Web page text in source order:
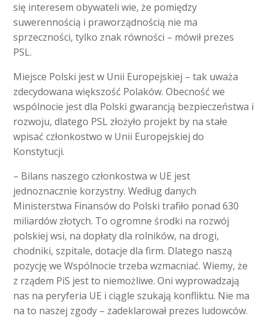
się interesem obywateli wie, że pomiędzy
suwerennością i praworządnością nie ma
sprzeczności, tylko znak równości – mówił prezes
PSL.
Miejsce Polski jest w Unii Europejskiej – tak uważa
zdecydowana większość Polaków. Obecność we
wspólnocie jest dla Polski gwarancją bezpieczeństwa i
rozwoju, dlatego PSL złożyło projekt by na stałe
wpisać członkostwo w Unii Europejskiej do
Konstytucji.
– Bilans naszego członkostwa w UE jest
jednoznacznie korzystny. Według danych
Ministerstwa Finansów do Polski trafiło ponad 630
miliardów złotych. To ogromne środki na rozwój
polskiej wsi, na dopłaty dla rolników, na drogi,
chodniki, szpitale, dotacje dla firm. Dlatego naszą
pozycję we Wspólnocie trzeba wzmacniać. Wiemy, że
z rządem PiS jest to niemożliwe. Oni wyprowadzają
nas na peryferia UE i ciągle szukają konfliktu. Nie ma
na to naszej zgody – zadeklarował prezes ludowców.